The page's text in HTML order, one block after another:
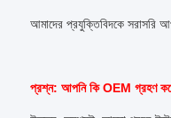
আমাদের প্রযুক্তিবিদকে সরাসরি
প্রশ্ন: আপনি কি OEM গ্রহণ